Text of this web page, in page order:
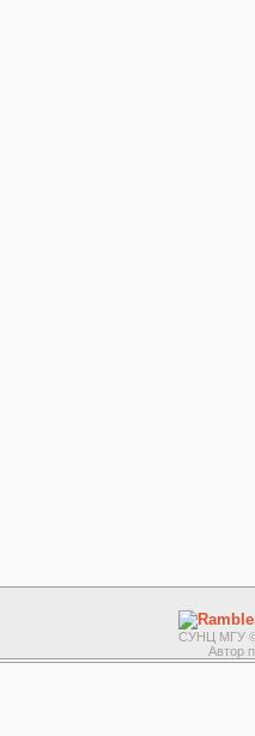
СУНЦ МГУ ©
Автор